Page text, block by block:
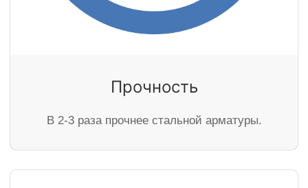
Прочность
В 2-3 раза прочнее стальной арматуры.